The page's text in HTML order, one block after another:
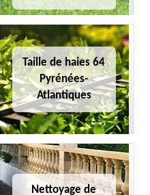
Taille de haies 64
Pyrénées-
Atlantiques
Nettoyage de